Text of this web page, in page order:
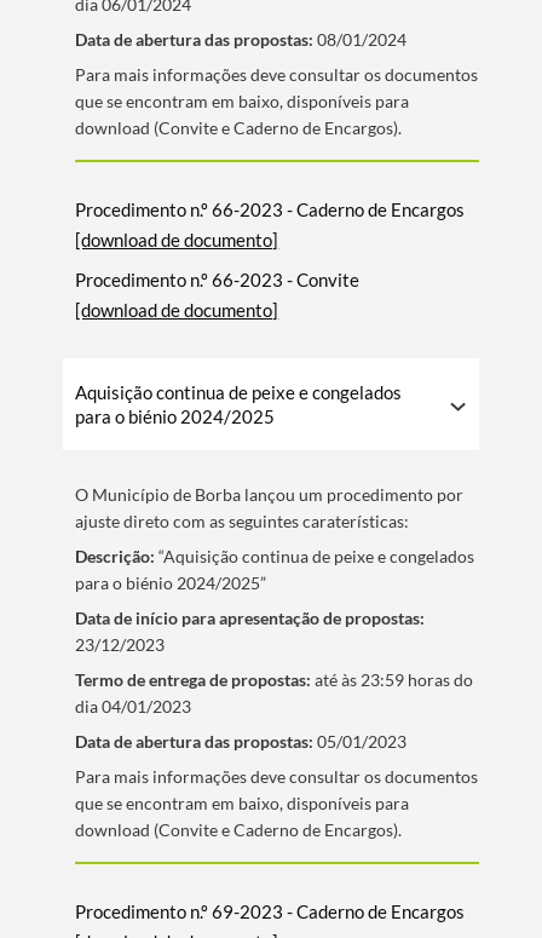
dia 06/01/2024
Data de abertura das propostas: 08/01/2024
​Para mais informações deve consultar os documentos
que se encontram em baixo, disponí­veis para
download (Convite e Caderno de Encargos).
Procedimento n.º 66-2023 - Caderno de Encargos
[download de documento]
Procedimento n.º 66-2023 - Convite
[download de documento]
Aquisição continua de peixe e congelados
para o biénio 2024/2025
O Municí­pio de Borba lançou um procedimento por
ajuste direto com as seguintes caraterí­sticas:
Descrição:“Aquisição continua de peixe e congelados
para o biénio 2024/2025”
Data de iní­cio para apresentação de propostas:
23/12/2023
Termo de entrega de propostas: até às 23:59 horas do
dia 04/01/2023
Data de abertura das propostas: 05/01/2023
​Para mais informações deve consultar os documentos
que se encontram em baixo, disponí­veis para
download (Convite e Caderno de Encargos).
Procedimento n.º 69-2023 - Caderno de Encargos